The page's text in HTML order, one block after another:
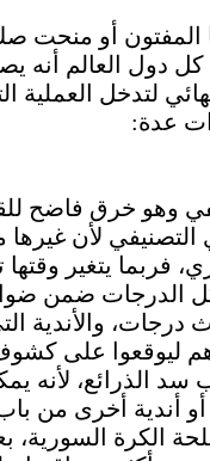
المفتون أو
دول العالم أنه
لتدخل العملية
عدة:
وهو خرق فاضح
التصنيفي لأن
فربما يتغير وقتها
الدرجات ضمن
درجات، والأندية
ليوقعوا على
سد الذرائع، لأنه
أو أندية أخرى من
الكرة السورية،